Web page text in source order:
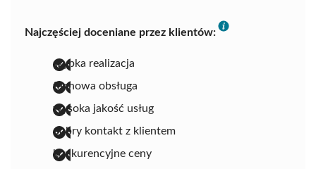
Najczęściej doceniane przez klientów:
szybka realizacja
fachowa obsługa
wysoka jakość usług
dobry kontakt z klientem
konkurencyjne ceny